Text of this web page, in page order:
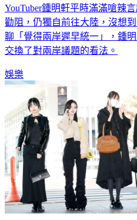
YouTuber鍾明軒平時滿滿嗆辣
勸阻，仍獨自前往大陸，沒想
聊「覺得兩岸遲早統一」，鍾
交換了對兩岸議題的看法。
娛樂